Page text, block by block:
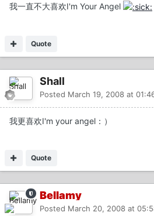
我一直不大喜欢I'm Your Angel
Quote
Shall
Posted March 19, 2008 at
我更喜欢I'm your angel：）
Quote
Bellamy
Posted March 20, 2008 at